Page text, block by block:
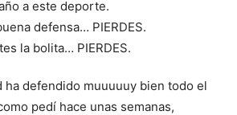
a este deporte.
defensa… PIERDES.
la bolita… PIERDES.
ha defendido muuuuuy bien todo el
pedí hace unas semanas,